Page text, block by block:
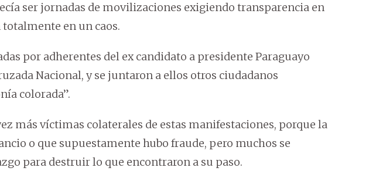
ser jornadas de movilizaciones exigiendo transparencia en
en un caos.
por adherentes del ex candidato a presidente Paraguayo
Nacional, y se juntaron a ellos otros ciudadanos
colorada”.
más víctimas colaterales de estas manifestaciones, porque la
o que supuestamente hubo fraude, pero muchos se
para destruir lo que encontraron a su paso.